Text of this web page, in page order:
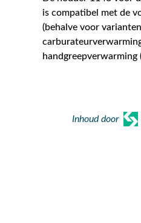
is compatibel met de
(behalve voor
handgreepverwarming
Inhoud door